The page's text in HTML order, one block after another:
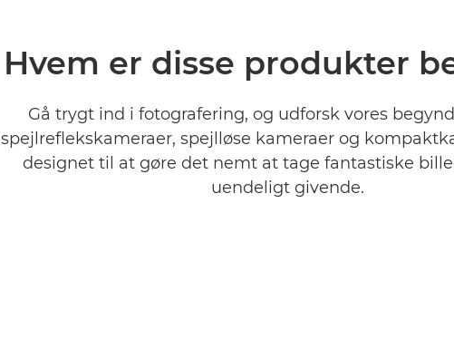
Hvem er disse produkter
Gå trygt ind i fotografering, og udforsk vores
spejlreflekskameraer, spejlløse kameraer og
designet til at gøre det nemt at tage fantastiske
uendeligt givende.